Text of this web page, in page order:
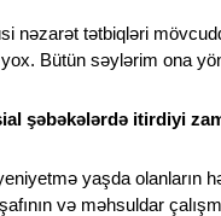
nəzarət tətbiqləri
Bütün səylərim ona
şəbəkələrdə itirdiyi
yaşda olanların
və məhsuldar